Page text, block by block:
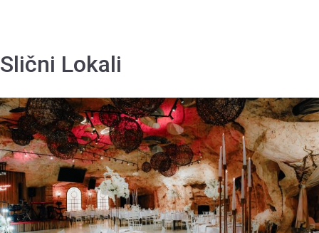
Slični Lokali